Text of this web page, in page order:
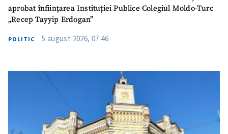
aprobat înființarea Instituției Publice Colegiul Moldo-Turc
„Recep Tayyip Erdogan”
POLITIC 5 august 2026, 07:46